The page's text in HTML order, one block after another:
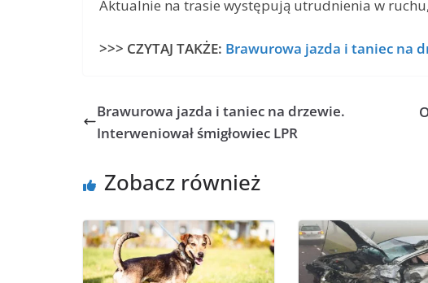
Aktualnie na trasie występują utrudnienia w
>>> CZYTAJ TAKŻE: Brawurowa jazda i taniec na
Brawurowa jazda i taniec na drzewie.
Interweniował śmigłowiec LPR
Zobacz również